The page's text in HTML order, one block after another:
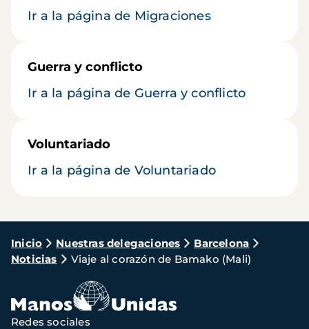
Ir a la página de Migraciones
Guerra y conflicto
Ir a la página de Guerra y conflicto
Voluntariado
Ir a la página de Voluntariado
Ruta
de
navegación
Inicio Nuestras delegaciones
Barcelona
Noticias
Viaje al corazón de Bamako (Mali)
Redes sociales